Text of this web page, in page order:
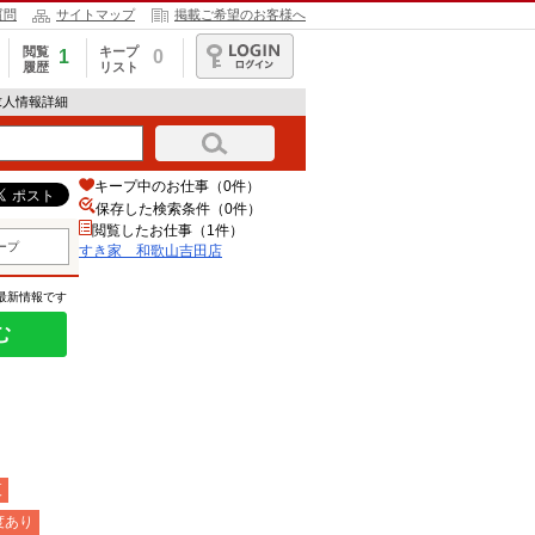
問 サイトマップ 掲載ご希望のお客様へ
閲覧
履歴
1
キープ
リスト
0
ログイン
情報詳細
プ
新情報です
り
キープ中のお仕事（0件）
保存した検索条件（0件）
閲覧したお仕事（1件）
すき家 和歌山吉田店